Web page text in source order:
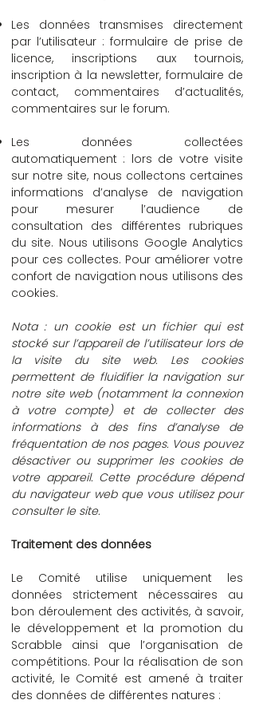
Les données transmises directement
par l’utilisateur : formulaire de prise de
licence, inscriptions aux tournois,
inscription à la newsletter, formulaire de
contact, commentaires d’actualités,
commentaires sur le forum.
Les données collectées
automatiquement : lors de votre visite
sur notre site, nous collectons certaines
informations d’analyse de navigation
pour mesurer l’audience de
consultation des différentes rubriques
du site. Nous utilisons Google Analytics
pour ces collectes. Pour améliorer votre
confort de navigation nous utilisons des
cookies.
Nota : un cookie est un fichier qui est
stocké sur l’appareil de l’utilisateur lors de
la visite du site web. Les cookies
permettent de fluidifier la navigation sur
notre site web (notamment la connexion
à votre compte) et de collecter des
informations à des fins d’analyse de
fréquentation de nos pages. Vous pouvez
désactiver ou supprimer les cookies de
votre appareil. Cette procédure dépend
du navigateur web que vous utilisez pour
consulter le site.
Traitement des données
Le Comité utilise uniquement les
données strictement nécessaires au
bon déroulement des activités, à savoir,
le développement et la promotion du
Scrabble ainsi que l’organisation de
compétitions. Pour la réalisation de son
activité, le Comité est amené à traiter
des données de différentes natures :